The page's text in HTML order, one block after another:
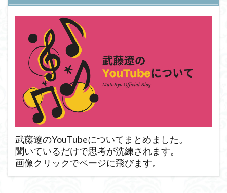
武藤遼のYouTubeについてまとめました。
聞いているだけで思考が洗練されます。
画像クリックでページに飛びます。